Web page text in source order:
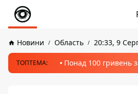
Новини Область 20:33, 9
ТОПТЕМА: Понад 100 гривень